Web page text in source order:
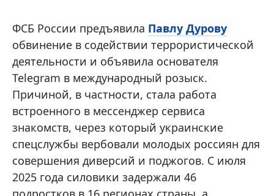
ФСБ России предъявила Павлу Дурову
обвинение в содействии террористической
деятельности и объявила основателя
Telegram в международный розыск.
Причиной, в частности, стала работа
встроенного в мессенджер сервиса
знакомств, через который украинские
спецслужбы вербовали молодых россиян для
совершения диверсий и поджогов. С июля
2025 года силовики задержали 46